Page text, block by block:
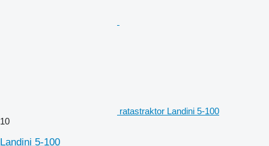
ratastraktor Landini 5-100
10
Landini 5-100